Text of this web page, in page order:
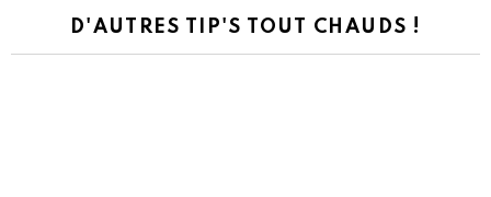
D'AUTRES TIP'S TOUT CHAUDS !